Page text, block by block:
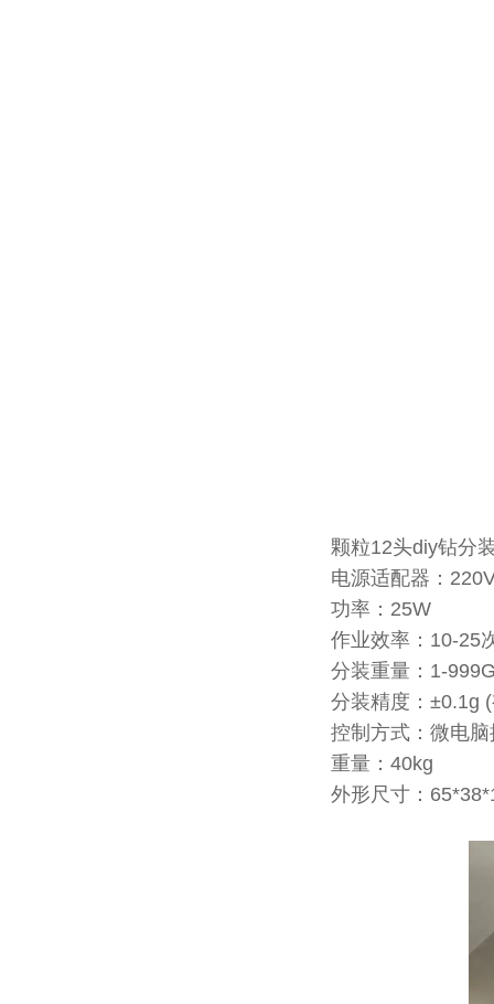
颗粒12头diy钻分
电源适配器：
功率：25W
作业效率：10-25
分装重量：1-
分装精度：±0.1g
控制方式：微电脑
重量：40kg
外形尺寸：